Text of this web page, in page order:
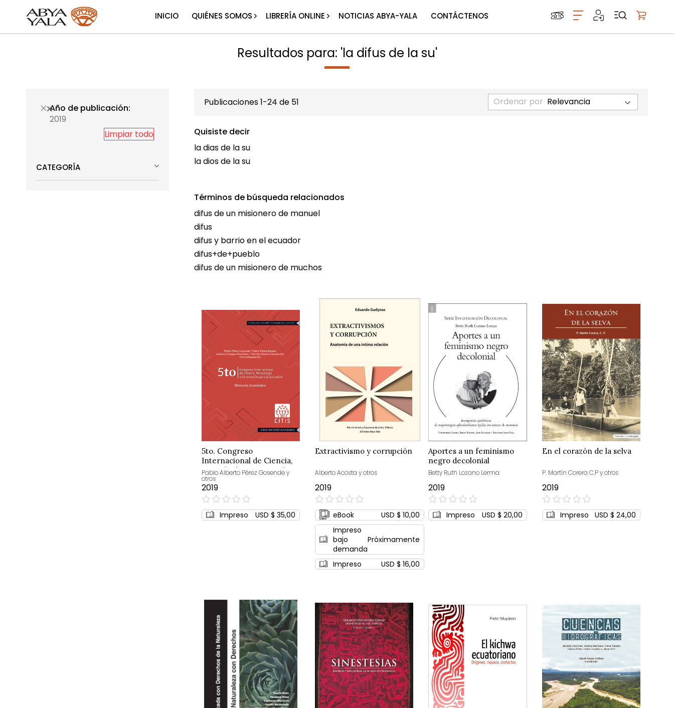
INICIO QUIÉNES SOMOS LIBRERÍA ONLINE NOTICIAS ABYA-YALA CONTÁCTENOS
Resultados para: 'la difus de la su'
Publicaciones1-24 de 51 Ordenar por
Quisiste decir
la dias de la su
la dios de la su
Términos de búsqueda relacionados
difus de un misionero de manuel
difus
difus y barrio en el ecuador
difus+de+pueblo
difus de un misionero de muchos
5to. Congreso
Internacional de Ciencia,
Tecnología e Innovación
para la Sociedad
Pablo Alberto Pérez Gosende y
otros
2019
0%
Impreso USD $ 35,00
Extractivismo y corrupción
Alberto Acosta y otros
2019
0%
eBook
USD $ 10,00
Impreso
bajo
demanda
Próximamente
Impreso USD $ 16,00
Aportes a un feminismo
negro decolonial
Betty Ruth Lozano Lerma
2019
0%
Impreso USD $ 20,00
En el corazón de la selva
P. Martín Corera C.P y otros
2019
0%
Impreso USD $ 24,00
Año de publicación
2019
Limpiar todo
CATEGORÍA